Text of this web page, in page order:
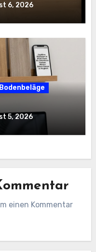
6, 2026
5, 2026
einen Kommentar